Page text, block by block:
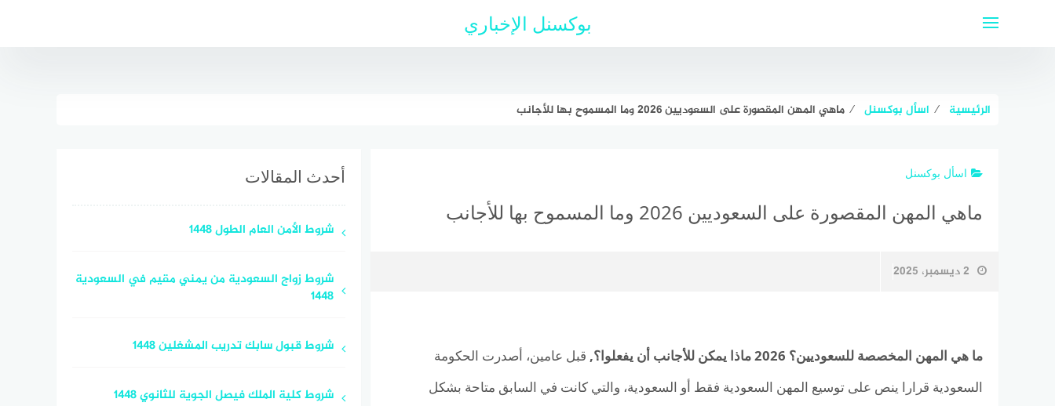
بوكسنل الإخباري
الرئيسية ⁄ اسأل بوكسنل ⁄ ماهي المهن المقصورة على السعوديين 2026 وما المسموح بها للأجانب
اسأل بوكسنل
ماهي المهن المقصورة على السعوديين 2026 وما المسموح بها للأجانب
2 ديسمبر، 2025
ما هي المهن المخصصة للسعوديين؟ 2026ماذا يمكن للأجانب أن يفعلوا؟, قبل عامين، أصدرت الحكومة
السعودية قرارا ينص على توسيع المهن السعودية فقط أو السعودية، والتي كانت في السابق متاحة بشكل
أحدث المقالات
شروط الأمن العام الطول 1448
شروط زواج السعودية من يمني مقيم في السعودية
1448
شروط قبول سابك تدريب المشغلين 1448
شروط كلية الملك فيصل الجوية للثانوي 1448